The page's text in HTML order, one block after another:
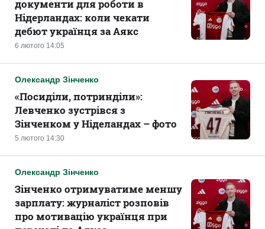
6 лютого 14:05
документи для роботи в
Нідерландах: коли чекати
дебют українця за Аякс
Олександр Зінченко
5 лютого 14:30
«Посиділи, потринділи»:
Левченко зустрівся з
Зінченком у Ніделандах – фото
Олександр Зінченко
Зінченко отримуватиме меншу
зарплату: журналіст розповів
про мотивацію українця при